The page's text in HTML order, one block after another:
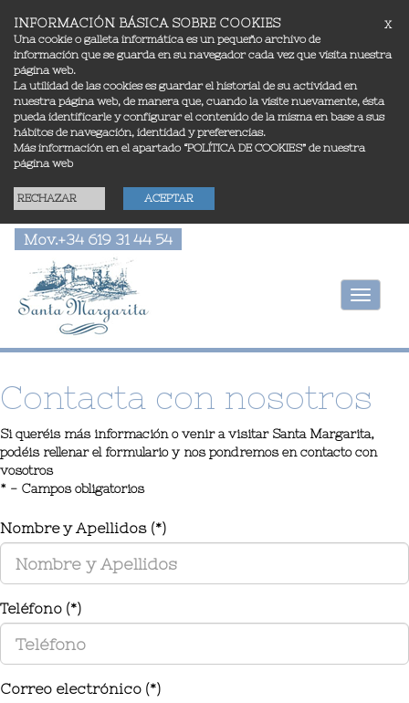
X
INFORMACIÓN BÁSICA SOBRE COOKIES
Una cookie o galleta informática es un pequeño archivo de
información que se guarda en su navegador cada vez que visita nuestra
página web.
La utilidad de las cookies es guardar el historial de su actividad en
nuestra página web, de manera que, cuando la visite nuevamente, ésta
pueda identificarle y configurar el contenido de la misma en base a sus
hábitos de navegación, identidad y preferencias.
Más información en el apartado “POLÍTICA DE COOKIES” de nuestra
página web
RECHAZAR ACEPTAR
Mov.+34 619 31 44 54
Toggle
Contacta con nosotros
Si queréis más información o venir a visitar Santa Margarita,
podéis rellenar el formulario y nos pondremos en contacto con
vosotros
* - Campos obligatorios
Nombre y Apellidos (*)
Teléfono (*)
Correo electrónico (*)